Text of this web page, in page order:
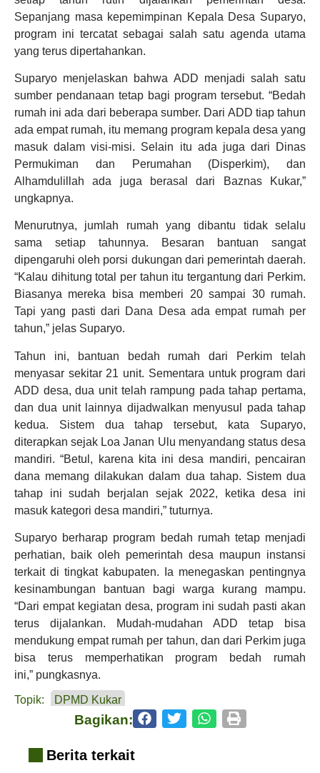
Sepanjang masa kepemimpinan Kepala Desa Suparyo,
program ini tercatat sebagai salah satu agenda utama
yang terus dipertahankan.
Suparyo menjelaskan bahwa ADD menjadi salah satu
sumber pendanaan tetap bagi program tersebut. “Bedah
rumah ini ada dari beberapa sumber. Dari ADD tiap tahun
ada empat rumah, itu memang program kepala desa yang
masuk dalam visi-misi. Selain itu ada juga dari Dinas
Permukiman dan Perumahan (Disperkim), dan
Alhamdulillah ada juga berasal dari Baznas Kukar,”
ungkapnya.
Menurutnya, jumlah rumah yang dibantu tidak selalu
sama setiap tahunnya. Besaran bantuan sangat
dipengaruhi oleh porsi dukungan dari pemerintah daerah.
“Kalau dihitung total per tahun itu tergantung dari Perkim.
Biasanya mereka bisa memberi 20 sampai 30 rumah.
Tapi yang pasti dari Dana Desa ada empat rumah per
tahun,” jelas Suparyo.
Tahun ini, bantuan bedah rumah dari Perkim telah
menyasar sekitar 21 unit. Sementara untuk program dari
ADD desa, dua unit telah rampung pada tahap pertama,
dan dua unit lainnya dijadwalkan menyusul pada tahap
kedua. Sistem dua tahap tersebut, kata Suparyo,
diterapkan sejak Loa Janan Ulu menyandang status desa
mandiri. “Betul, karena kita ini desa mandiri, pencairan
dana memang dilakukan dalam dua tahap. Sistem dua
tahap ini sudah berjalan sejak 2022, ketika desa ini
masuk kategori desa mandiri,” tuturnya.
Suparyo berharap program bedah rumah tetap menjadi
perhatian, baik oleh pemerintah desa maupun instansi
terkait di tingkat kabupaten. Ia menegaskan pentingnya
kesinambungan bantuan bagi warga kurang mampu.
“Dari empat kegiatan desa, program ini sudah pasti akan
terus dijalankan. Mudah-mudahan ADD tetap bisa
mendukung empat rumah per tahun, dan dari Perkim juga
bisa terus memperhatikan program bedah rumah
ini,” pungkasnya.
Topik: DPMD Kukar
Bagikan:
Berita terkait